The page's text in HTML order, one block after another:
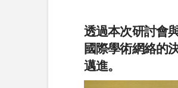
透過本次研討會
國際學術網絡的
邁進。